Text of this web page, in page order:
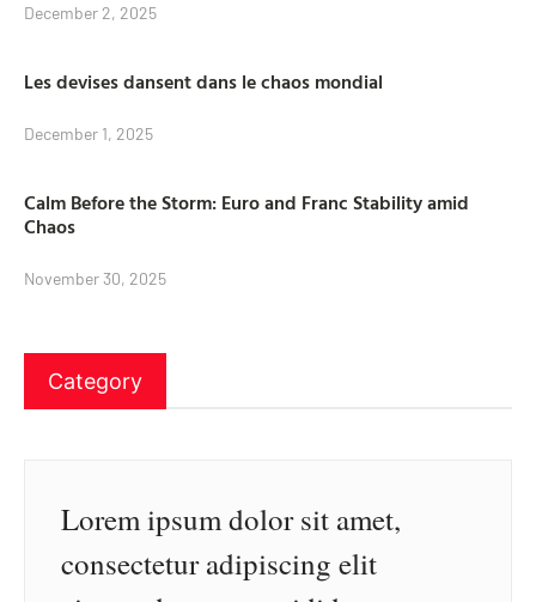
December 2, 2025
Les devises dansent dans le chaos mondial
December 1, 2025
Calm Before the Storm: Euro and Franc Stability amid
Chaos
November 30, 2025
Category
Lorem ipsum dolor sit amet,
consectetur adipiscing elit